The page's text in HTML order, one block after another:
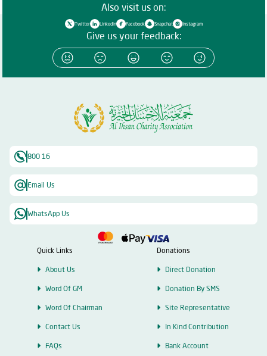
Also visit us on:
Twitter Linkedin Facebook Snapchat Instagram
Give us your feedback:
800 16
Email Us
WhatsApp Us
Quick Links
About Us
Word Of GM
Word Of Chairman
Contact Us
FAQs
Donations
Direct Donation
Donation By SMS
Site Representative
In Kind Contribution
Bank Account